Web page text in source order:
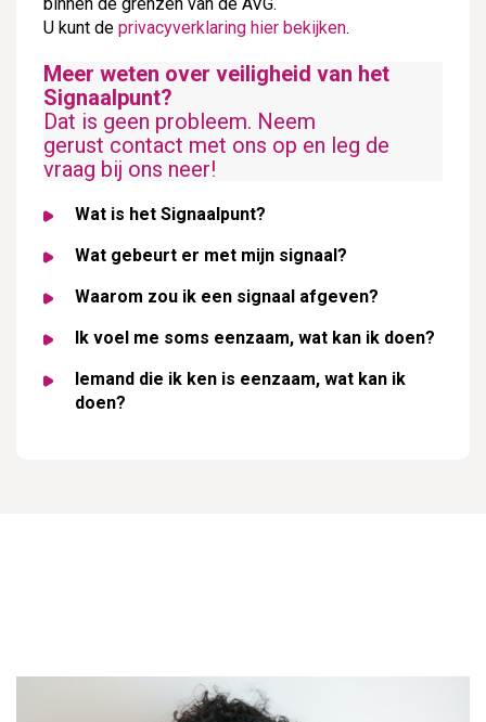
U kunt de privacyverklaring hier bekijken.
Meer weten over veiligheid van het
Signaalpunt?
Dat is geen probleem. Neem
gerust contact met ons op en leg de
vraag bij ons neer!
Wat is het Signaalpunt?
Wat gebeurt er met mijn signaal?
Waarom zou ik een signaal afgeven?
Ik voel me soms eenzaam, wat kan ik doen?
Iemand die ik ken is eenzaam, wat kan ik
doen?